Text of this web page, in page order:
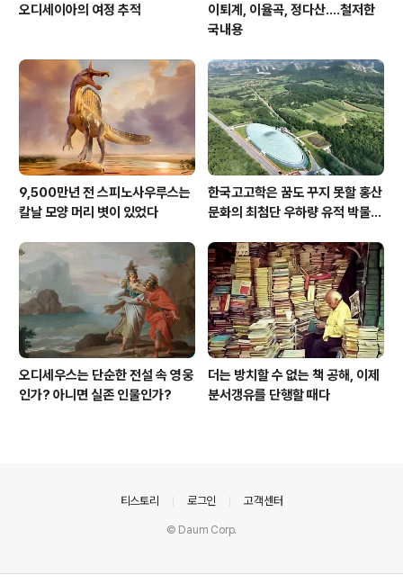
오디세이아의 여정 추적
이퇴계, 이율곡, 정다산....철저한
국내용
9,500만년 전 스피노사우루스는
칼날 모양 머리 볏이 있었다
한국고고학은 꿈도 꾸지 못할 홍산
문화의 최첨단 우하량 유적 박물관
오디세우스는 단순한 전설 속 영웅
인가? 아니면 실존 인물인가?
더는 방치할 수 없는 책 공해, 이제
분서갱유를 단행할 때다
티스토리 로그인 고객센터
© Daum Corp.